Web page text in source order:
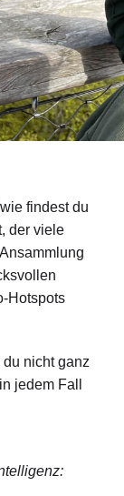
findest du
der viele
Hotspots
nicht ganz
jedem Fall